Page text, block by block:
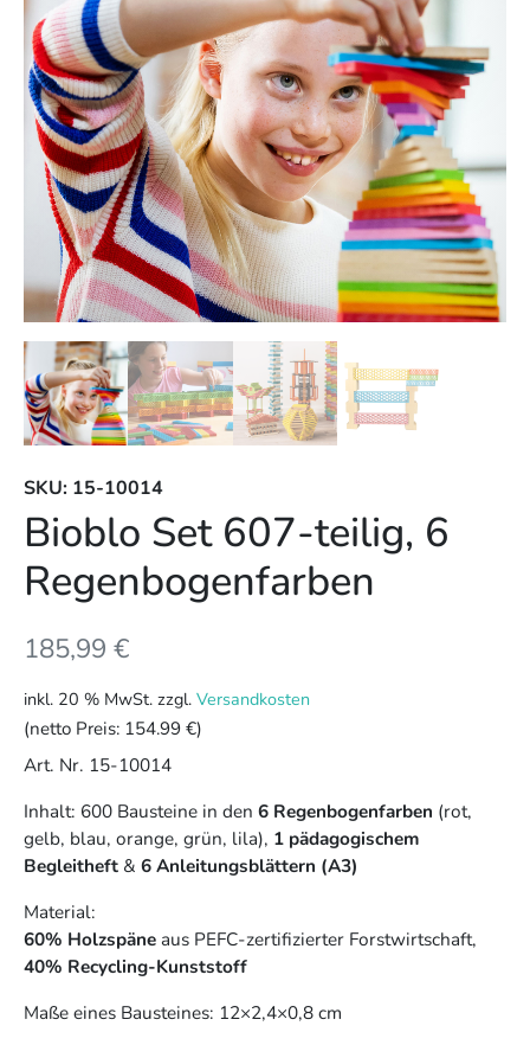
SKU: 15-10014
Bioblo Set 607-teilig, 6
Regenbogenfarben
185,99 €
inkl. 20 % MwSt. zzgl. Versandkosten
(netto Preis: 154.99 €)
Art. Nr. 15-10014
Inhalt: 600 Bausteine in den 6 Regenbogenfarben (rot,
gelb, blau, orange, grün, lila), 1 pädagogischem
Begleitheft & 6 Anleitungsblättern (A3)
Material:
60% Holzspäneaus PEFC-zertifizierter Forstwirtschaft,
40% Recycling-Kunststoff
Maße eines Bausteines: 12×2,4×0,8 cm